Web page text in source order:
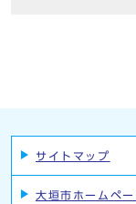
サイトマップ
大垣市ホームペ